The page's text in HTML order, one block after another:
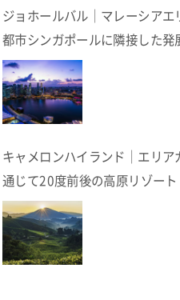
ジョホールバル｜マレーシアエ
都市シンガポールに隣接した発
街
キャメロンハイランド｜エリア
通じて20度前後の高原リゾート